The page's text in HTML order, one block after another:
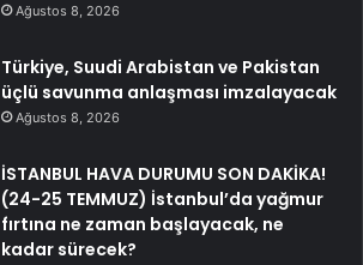
Ağustos 8, 2026
Türkiye, Suudi Arabistan ve Pakistan
üçlü savunma anlaşması imzalayacak
Ağustos 8, 2026
İSTANBUL HAVA DURUMU SON DAKİKA!
(24-25 TEMMUZ) İstanbul’da yağmur
fırtına ne zaman başlayacak, ne
kadar sürecek?